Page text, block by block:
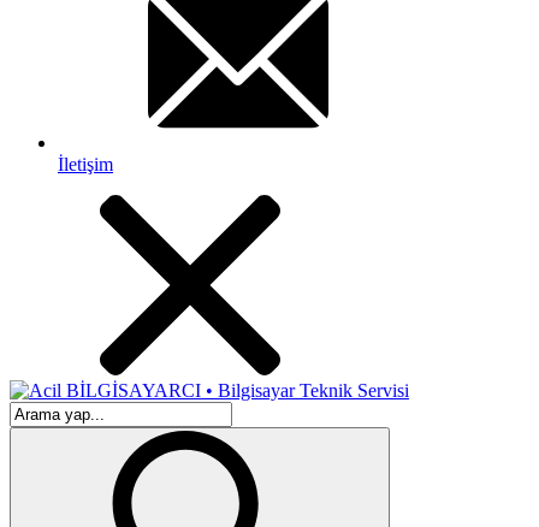
İletişim